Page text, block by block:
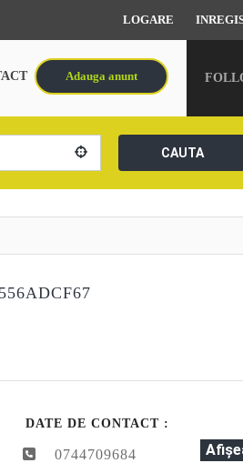
LOGARE
Adauga anunt
CAUTA
DATE DE CONTACT :
0744709684